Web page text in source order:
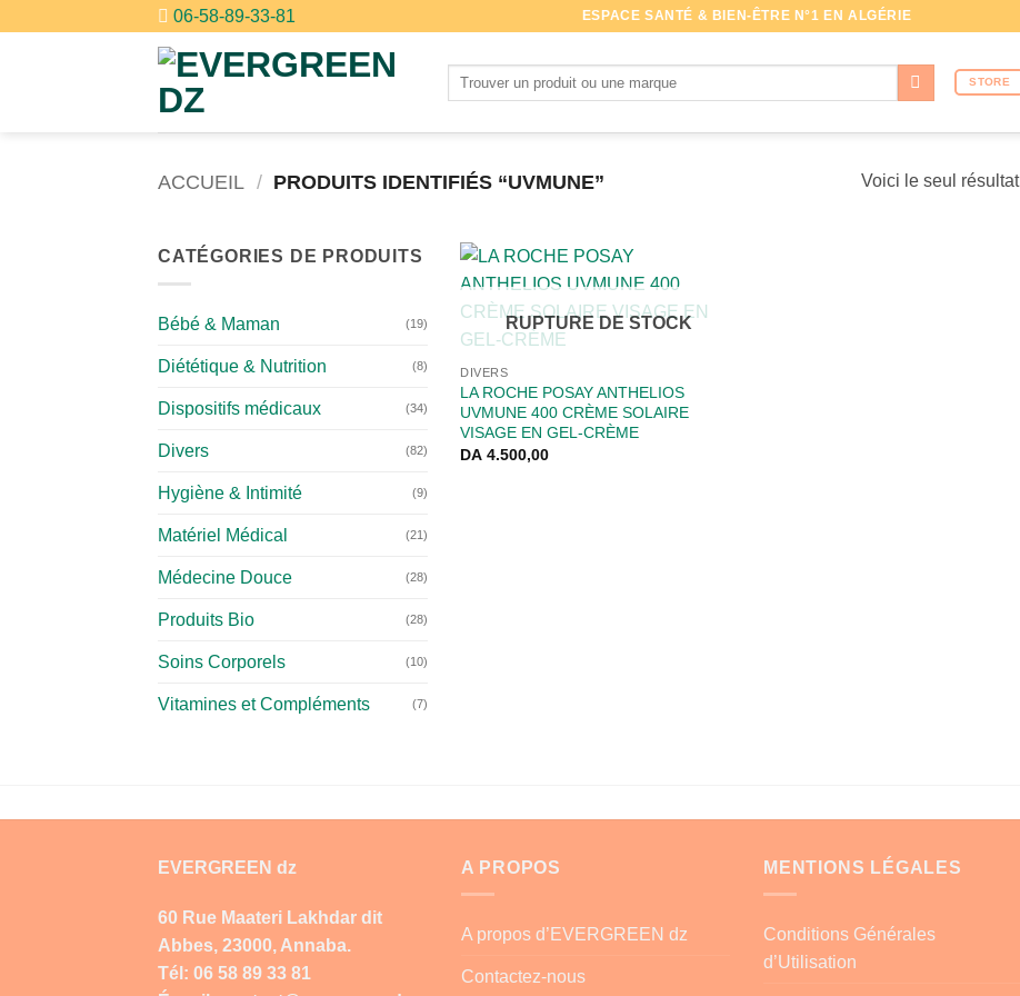
06-58-89-33-81 ESPACE SANTÉ & BIEN-ÊTRE N°1 EN ALGÉRIE
STORE
ACCUEIL / PRODUITS IDENTIFIÉS “UVMUNE” Voici le seul résultat
CATÉGORIES DE PRODUITS
Bébé & Maman (19)
Diététique & Nutrition (8)
Dispositifs médicaux (34)
Divers (82)
Hygiène & Intimité (9)
Matériel Médical (21)
Médecine Douce (28)
Produits Bio (28)
Soins Corporels (10)
Vitamines et Compléments (7)
RUPTURE DE STOCK
DIVERS
LA ROCHE POSAY ANTHELIOS
UVMUNE 400 CRÈME SOLAIRE
VISAGE EN GEL-CRÈME
DA 4.500,00
EVERGREEN dz
60 Rue Maateri Lakhdar dit
Abbes, 23000, Annaba.
Tél: 06 58 89 33 81
A PROPOS
A propos d’EVERGREEN dz
Contactez-nous
MENTIONS LÉGALES
Conditions Générales
d’Utilisation